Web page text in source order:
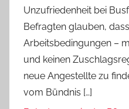
Unzufriedenheit bei
Befragten glauben,
Arbeitsbedingungen –
und keinen
neue Angestellte zu
vom Bündnis […]